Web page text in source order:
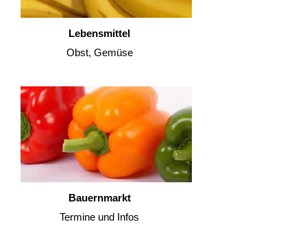
Lebensmittel
Obst, Gemüse
Bauernmarkt
Termine und Infos